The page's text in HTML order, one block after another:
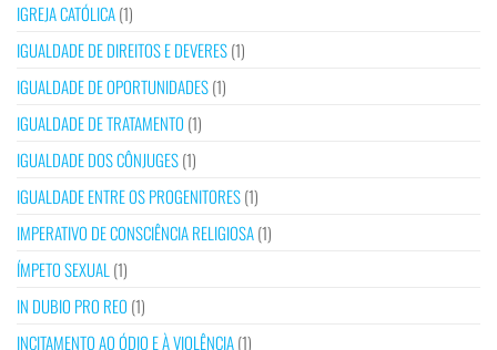
IGREJA CATÓLICA(1)
IGUALDADE DE DIREITOS E DEVERES(1)
IGUALDADE DE OPORTUNIDADES(1)
IGUALDADE DE TRATAMENTO (1)
IGUALDADE DOS CÔNJUGES(1)
IGUALDADE ENTRE OS PROGENITORES(1)
IMPERATIVO DE CONSCIÊNCIA RELIGIOSA(1)
ÍMPETO SEXUAL (1)
IN DUBIO PRO REO (1)
INCITAMENTO AO ÓDIO E À VIOLÊNCIA(1)